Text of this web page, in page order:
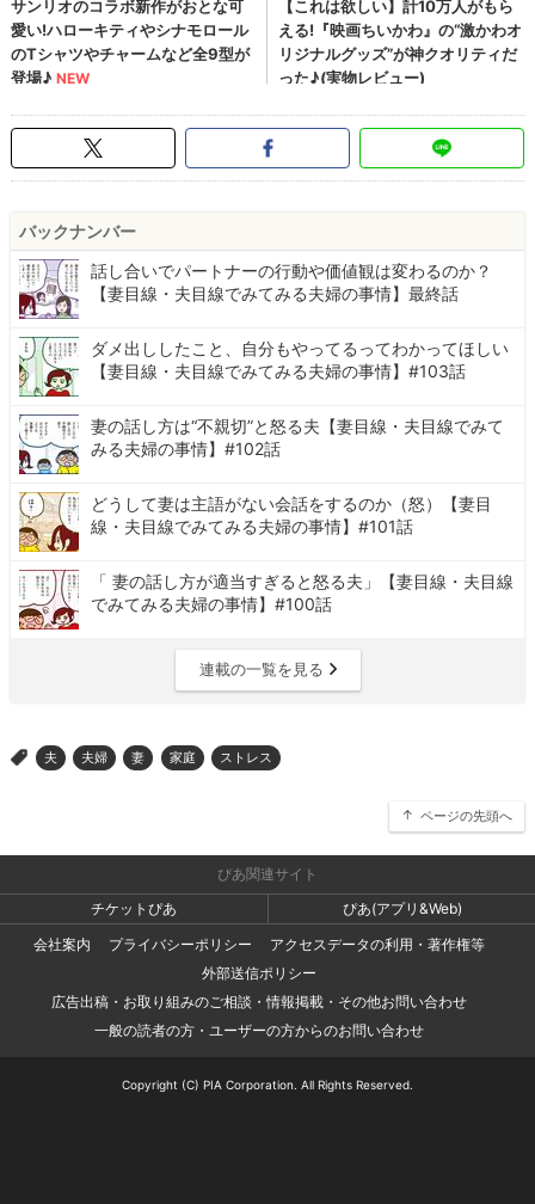
バックナンバー
話し合いでパートナーの行動や価値観は変わるのか？
【妻目線・夫目線でみてみる夫婦の事情】最終話
ダメ出ししたこと、自分もやってるってわかってほしい
【妻目線・夫目線でみてみる夫婦の事情】#103話
妻の話し方は“不親切”と怒る夫【妻目線・夫目線でみて
みる夫婦の事情】#102話
どうして妻は主語がない会話をするのか（怒）【妻目
線・夫目線でみてみる夫婦の事情】#101話
「 妻の話し方が適当すぎると怒る夫」【妻目線・夫目線
でみてみる夫婦の事情】#100話
連載の一覧を見る
> 夫 夫婦 妻 家庭 ストレス
ページの先頭へ
ぴあ関連サイト
チケットぴあ
ぴあ(アプリ&Web)
会社案内
プライバシーポリシー
アクセスデータの利用・著作権等
外部送信ポリシー
広告出稿・お取り組みのご相談・情報掲載・その他お問い合わせ
一般の読者の方・ユーザーの方からのお問い合わせ
Copyright (C) PIA Corporation. All Rights Reserved.